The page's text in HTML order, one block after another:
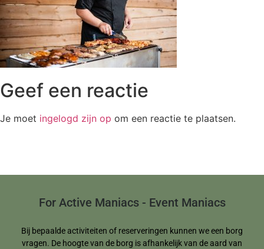
Geef een reactie
Je moet ingelogd zijn op om een reactie te plaatsen.
For Active Maniacs - Event Maniacs
Bij bepaalde activiteiten of reserveringen kunnen we een borg
vragen. De hoogte van de borg is afhankelijk van de aard van